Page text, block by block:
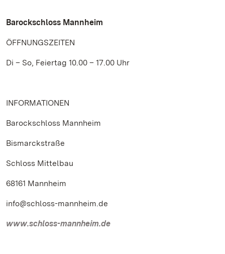
Barockschloss Mannheim
ÖFFNUNGSZEITEN
Di – So, Feiertag 10.00 – 17.00 Uhr
INFORMATIONEN
Barockschloss Mannheim
Bismarckstraße
Schloss Mittelbau
68161 Mannheim
info@schloss-mannheim.de
www.schloss-mannheim.de